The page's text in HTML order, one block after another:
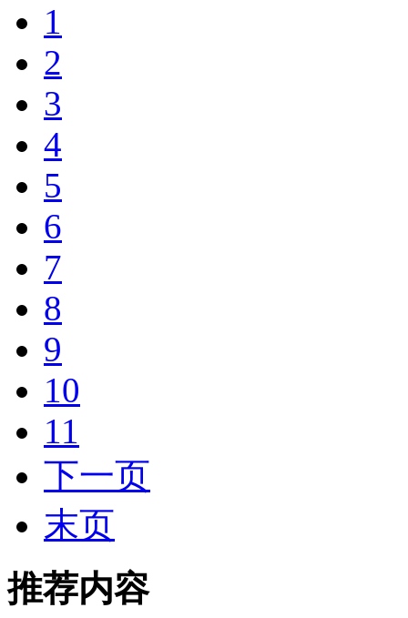
1
2
3
4
5
6
7
8
9
10
11
下一页
末页
推荐内容